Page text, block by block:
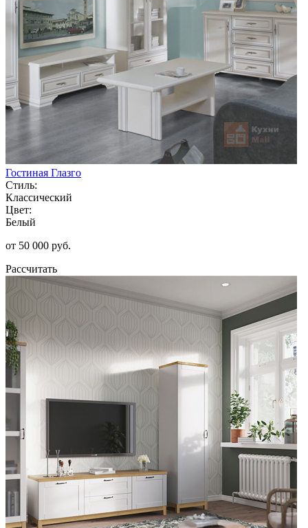
Гостиная Глазго
Стиль:
Классический
Цвет:
Белый
от 50 000 руб.
Рассчитать